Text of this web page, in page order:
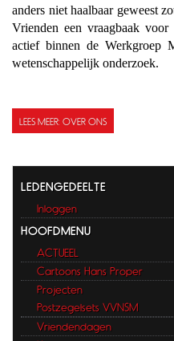
anders niet haalbaar geweest
Vrienden een vraagbaak
actief binnen de Werkgroep
wetenschappelijk onderzoek.
LEES MEER: OVER ONS
LEDENGEDEELTE
Inloggen
HOOFDMENU
ACTUEEL
Cartoons Hans Proper
Projecten
Postzegelsets VVNSM
Vriendendagen